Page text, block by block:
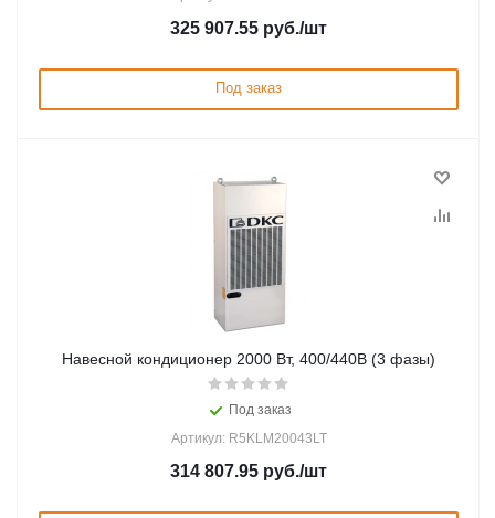
325 907.55 руб./шт
Под заказ
Навесной кондиционер 2000 Вт, 400/440В (3 фазы)
Под заказ
Артикул: R5KLM20043LT
314 807.95 руб./шт